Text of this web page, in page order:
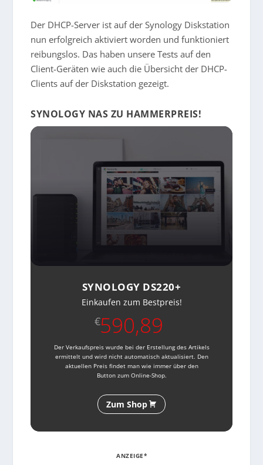
Der DHCP-Server ist auf der Synology Diskstation
nun erfolgreich aktiviert worden und funktioniert
reibungslos. Das haben unsere Tests auf den
Client-Geräten wie auch die Übersicht der DHCP-
Clients auf der Diskstation gezeigt.
SYNOLOGY NAS ZU HAMMERPREIS!
SYNOLOGY DS220+
Einkaufen zum Bestpreis!
€590,89
Der Verkaufspreis wurde bei der Erstellung des Artikels
ermittelt und wird nicht automatisch aktualisiert. Den
aktuellen Preis findet man wie immer über den
Button zum Online-Shop.
Zum Shop
ANZEIGE*